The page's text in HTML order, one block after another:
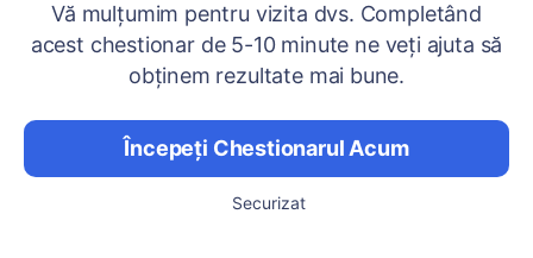
Vă mulțumim pentru vizita dvs. Completând
acest chestionar de 5-10 minute ne veți ajuta să
obținem rezultate mai bune.
Începeți Chestionarul Acum
Securizat